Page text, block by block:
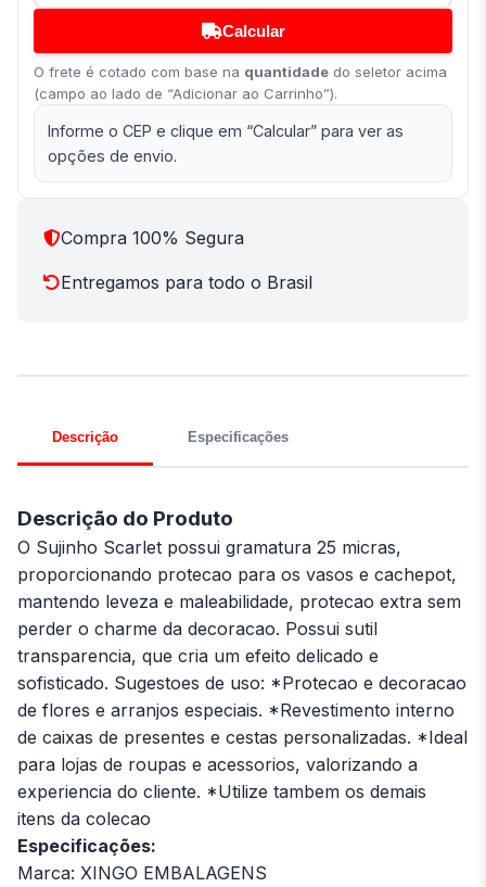
Calcular
O frete é cotado com base na quantidade do seletor acima
(campo ao lado de “Adicionar ao Carrinho”).
Informe o CEP e clique em “Calcular” para ver as
opções de envio.
Compra 100% Segura
Entregamos para todo o Brasil
Descrição Especificações
Descrição do Produto
O Sujinho Scarlet possui gramatura 25 micras,
proporcionando protecao para os vasos e cachepot,
mantendo leveza e maleabilidade, protecao extra sem
perder o charme da decoracao. Possui sutil
transparencia, que cria um efeito delicado e
sofisticado. Sugestoes de uso: *Protecao e decoracao
de flores e arranjos especiais. *Revestimento interno
de caixas de presentes e cestas personalizadas. *Ideal
para lojas de roupas e acessorios, valorizando a
experiencia do cliente. *Utilize tambem os demais
itens da colecao
Especificações:
Marca: XINGO EMBALAGENS